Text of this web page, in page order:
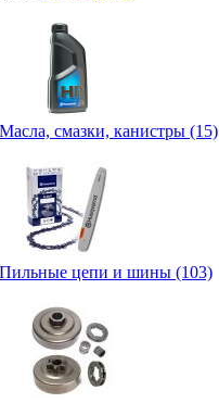
Масла, смазки, канистры (15)
Пильные цепи и шины (103)